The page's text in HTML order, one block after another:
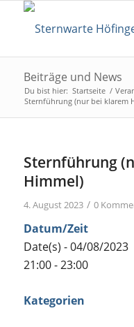
Beiträge und News
Du bist hier: Startseite /
Sternführung (nur bei klarem
Sternführung
Himmel)
4. August 2023 / 0
Datum/Zeit
Date(s) - 04/08/2023
21:00 - 23:00
Kategorien